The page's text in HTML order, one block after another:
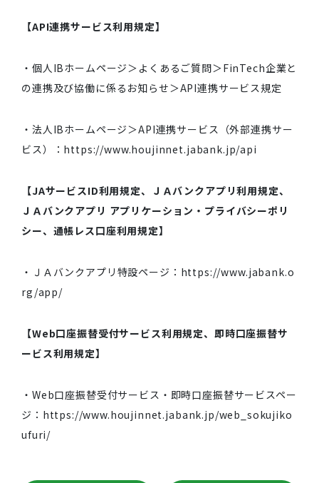
【API連携サービス利用規定】
・個人IBホームページ＞よくあるご質問＞FinTech企業と
の連携及び協働に係るお知らせ＞API連携サービス規定
・法人IBホームページ＞API連携サービス（外部連携サー
ビス）：https://www.houjinnet.jabank.jp/api
【JAサービスID利用規定、ＪＡバンクアプリ利用規定、
ＪＡバンクアプリ アプリケーション・プライバシーポリ
シー、通帳レス口座利用規定】
・ＪＡバンクアプリ特設ページ：https://www.jabank.o
rg/app/
【Web口座振替受付サービス利用規定、即時口座振替サ
ービス利用規定】
・Web口座振替受付サービス・即時口座振替サービスペー
ジ：https://www.houjinnet.jabank.jp/web_sokujiko
ufuri/